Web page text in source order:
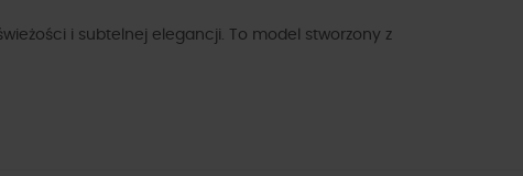
i subtelnej elegancji. To model stworzony z